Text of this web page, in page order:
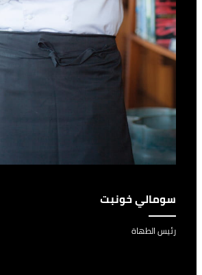
سومالي خونبت
رئيس الطهاة